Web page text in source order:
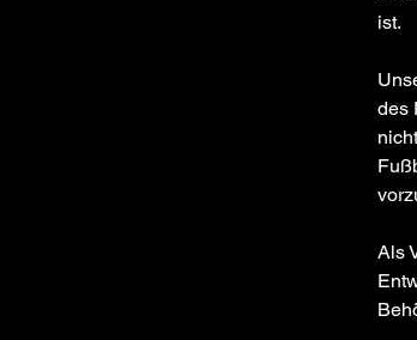
ist.
des
Als